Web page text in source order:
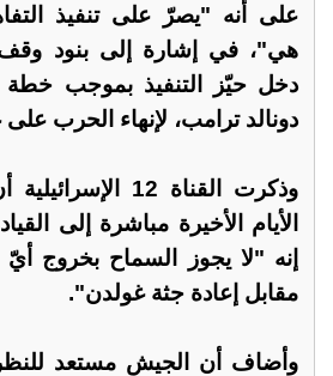
على أنه "يصرّ على تنفيذ
هي"، في إشارة إلى بنود وقف
دخل حيّز التنفيذ بموجب خطة
دونالد ترامب، لإنهاء الحرب
وذكرت القناة 12
الأيام الأخيرة مباشرة إلى
إنه "لا يجوز السماح بخروج
مقابل إعادة جثة غولدن".
وأضاف أن الجيش مستعد